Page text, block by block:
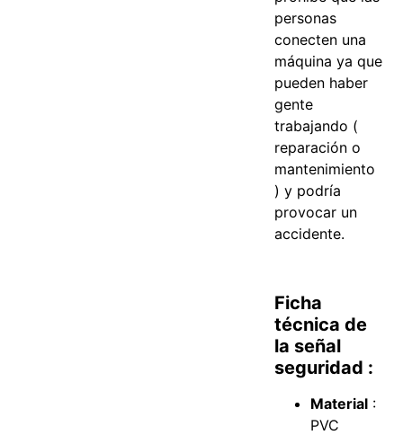
personas
conecten una
máquina ya que
pueden haber
gente
trabajando (
reparación o
mantenimiento
) y podría
provocar un
accidente.
Ficha
técnica de
la señal
seguridad :
Material :
PVC